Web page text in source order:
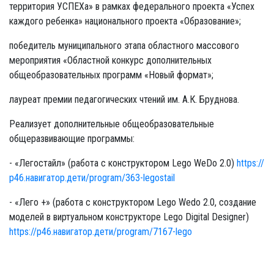
территория УСПЕХа» в рамках федерального проекта «Успех
каждого ребенка» национального проекта «Образование»;
победитель муниципального этапа областного массового
мероприятия «Областной конкурс дополнительных
общеобразовательных программ «Новый формат»;
лауреат премии педагогических чтений им. А.К. Бруднова.
Реализует дополнительные общеобразовательные
общеразвивающие программы:
- «Легостайл» (работа с конструктором Lego WeDo 2.0) https://
р46.навигатор.дети/program/363-legostail
- «Лего +» (работа с конструктором Lego Wedo 2.0, создание
моделей в виртуальном конструкторе Lego Digital Designer)
https://р46.навигатор.дети/program/7167-lego